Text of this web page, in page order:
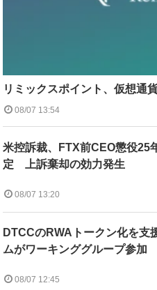
リミックスポイント、仮想通
08/07 13:54
米控訴裁、FTX前CEO懲役25
定 上訴棄却の効力発生
08/07 13:20
DTCCのRWAトークン化を支
ムがワーキンググループ参加
08/07 12:45